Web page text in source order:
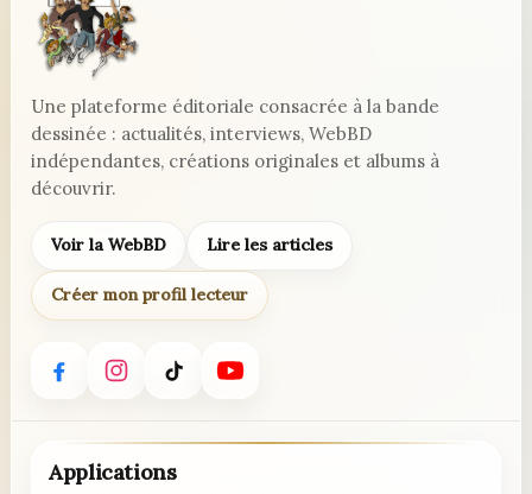
Une plateforme éditoriale consacrée à la bande
dessinée : actualités, interviews, WebBD
indépendantes, créations originales et albums à
découvrir.
Voir la WebBD Lire les articles
Créer mon profil lecteur
Applications